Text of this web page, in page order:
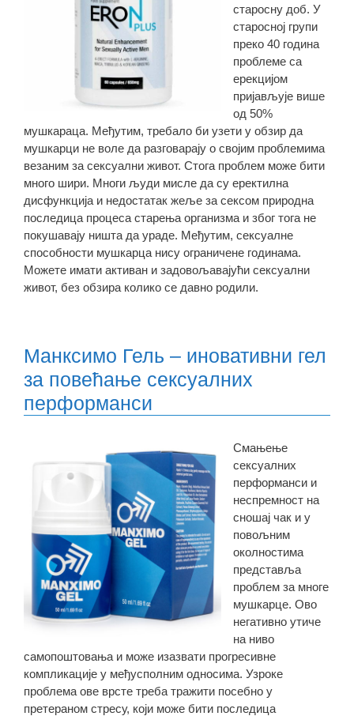
старосну доб. У
старосној групи
преко 40 година
проблеме са
ерекцијом
пријављује више
од 50%
мушкараца. Међутим, требало би узети у обзир да
мушкарци не воле да разговарају о својим проблемима
везаним за сексуални живот. Стога проблем може бити
много шири. Многи људи мисле да су еректилна
дисфункција и недостатак жеље за сексом природна
последица процеса старења организма и због тога не
покушавају ништа да ураде. Међутим, сексуалне
способности мушкарца нису ограничене годинама.
Можете имати активан и задовољавајући сексуални
живот, без обзира колико се давно родили.
Манксимо Гель – иновативни гел
за повећање сексуалних
перформанси
Смањење
сексуалних
перформанси и
неспремност на
сношај чак и у
повољним
околностима
представља
проблем за многе
мушкарце. Ово
негативно утиче
на ниво
самопоштовања и може изазвати прогресивне
компликације у међусполним односима. Узроке
проблема ове врсте треба тражити посебно у
претераном стресу, који може бити последица